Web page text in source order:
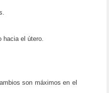
hacia el útero.
son máximos en el